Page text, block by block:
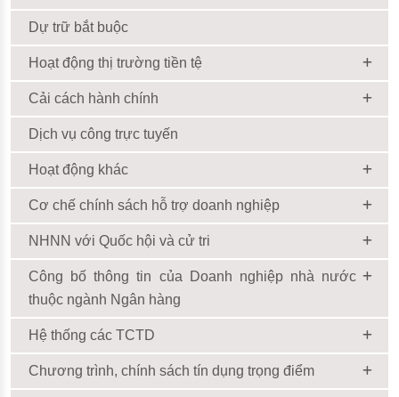
Dự trữ bắt buộc
Hoạt động thị trường tiền tệ
Cải cách hành chính
Dịch vụ công trực tuyến
Hoạt động khác
Cơ chế chính sách hỗ trợ doanh nghiệp
NHNN với Quốc hội và cử tri
Công bố thông tin của Doanh nghiệp nhà nước
thuộc ngành Ngân hàng
Hệ thống các TCTD
Chương trình, chính sách tín dụng trọng điểm